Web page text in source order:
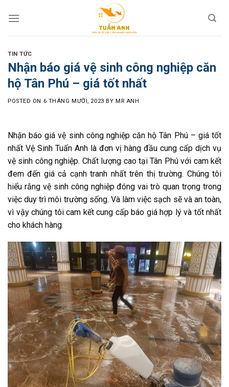
TIN TỨC
Nhận báo giá vệ sinh công nghiệp căn
hộ Tân Phú – giá tốt nhất
POSTED ON 6 THÁNG MƯỜI, 2023 BY MR ANH
Nhận báo giá vệ sinh công nghiệp căn hộ Tân Phú – giá tốt
nhất Vệ Sinh Tuấn Anh là đơn vị hàng đầu cung cấp dịch vụ
vệ sinh công nghiệp. Chất lượng cao tại Tân Phú với cam kết
đem đến giá cả cạnh tranh nhất trên thị trường. Chúng tôi
hiểu rằng vệ sinh công nghiệp đóng vai trò quan trọng trong
việc duy trì môi trường sống. Và làm việc sạch sẽ và an toàn,
vì vậy chúng tôi cam kết cung cấp báo giá hợp lý và tốt nhất
cho khách hàng.